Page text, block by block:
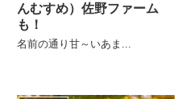
んむすめ）佐野ファーム
も！
名前の通り甘～いあま...